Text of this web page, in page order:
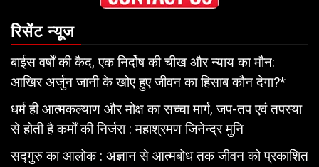
रिसेंट न्यूज
बाईस वर्षों की कैद, एक निर्दोष की चीख और न्याय का मौन:
आखिर अर्जुन जानी के खोए हुए जीवन का हिसाब कौन देगा?*
धर्म ही आत्मकल्याण और मोक्ष का सच्चा मार्ग, जप-तप एवं तपस्या
से होती है कर्मों की निर्जरा : महाश्रमण जिनेन्द्र मुनि
सद्गुरु का आलोक : अज्ञान से आत्मबोध तक जीवन को प्रकाशित